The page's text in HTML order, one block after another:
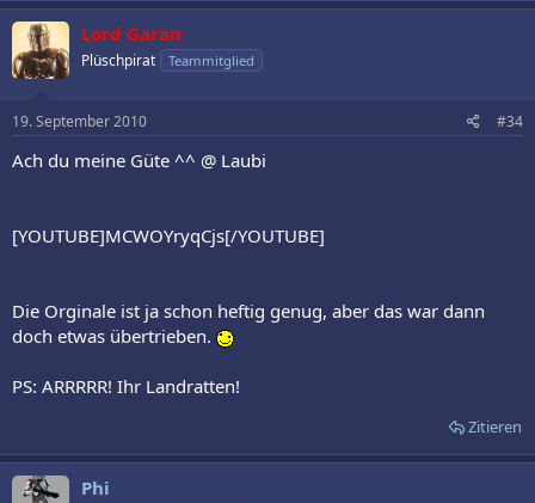
Lord Garan
Plüschpirat Teammitglied
19. September 2010 #34
Ach du meine Güte ^^ @ Laubi
[YOUTUBE]MCWOYryqCjs[/YOUTUBE]
Die Orginale ist ja schon heftig genug, aber das war dann
doch etwas übertrieben.
PS: ARRRRR! Ihr Landratten!
Zitieren
Phi